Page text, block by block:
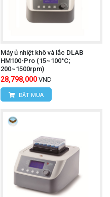
Máy ủ nhiệt khô và lắc DLAB
HM100-Pro (15~100°C;
200~1500rpm)
28,798,000 VND
ĐẶT MUA